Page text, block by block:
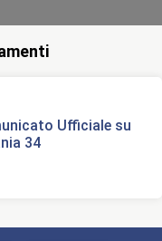
Ufficiale su
34